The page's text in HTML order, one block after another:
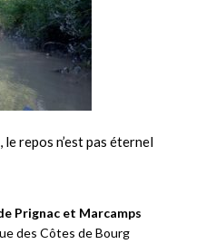
repos n’est pas éternel
Prignac et Marcamps
des Côtes de Bourg